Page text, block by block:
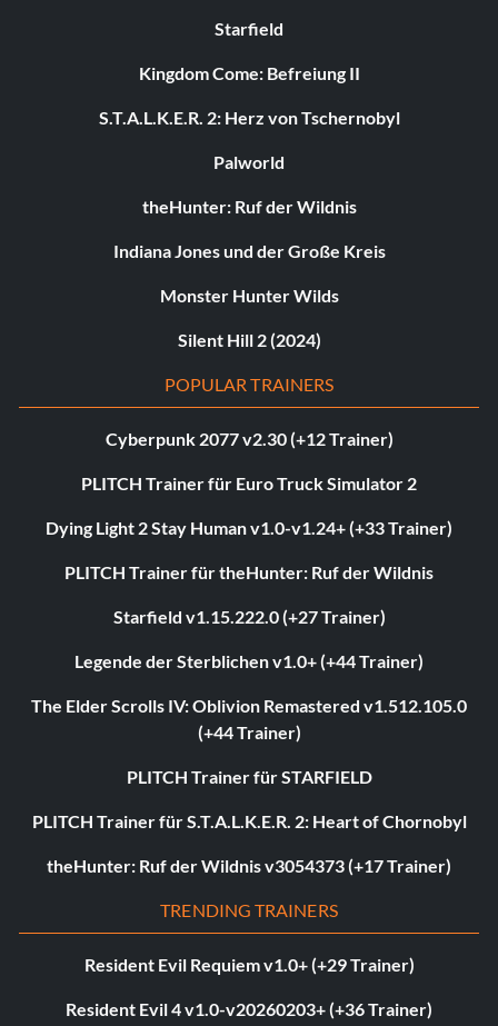
Starfield
Kingdom Come: Befreiung II
S.T.A.L.K.E.R. 2: Herz von Tschernobyl
Palworld
theHunter: Ruf der Wildnis
Indiana Jones und der Große Kreis
Monster Hunter Wilds
Silent Hill 2 (2024)
POPULAR TRAINERS
Cyberpunk 2077 v2.30 (+12 Trainer)
PLITCH Trainer für Euro Truck Simulator 2
Dying Light 2 Stay Human v1.0-v1.24+ (+33 Trainer)
PLITCH Trainer für theHunter: Ruf der Wildnis
Starfield v1.15.222.0 (+27 Trainer)
Legende der Sterblichen v1.0+ (+44 Trainer)
The Elder Scrolls IV: Oblivion Remastered v1.512.105.0
(+44 Trainer)
PLITCH Trainer für STARFIELD
PLITCH Trainer für S.T.A.L.K.E.R. 2: Heart of Chornobyl
theHunter: Ruf der Wildnis v3054373 (+17 Trainer)
TRENDING TRAINERS
Resident Evil Requiem v1.0+ (+29 Trainer)
Resident Evil 4 v1.0-v20260203+ (+36 Trainer)